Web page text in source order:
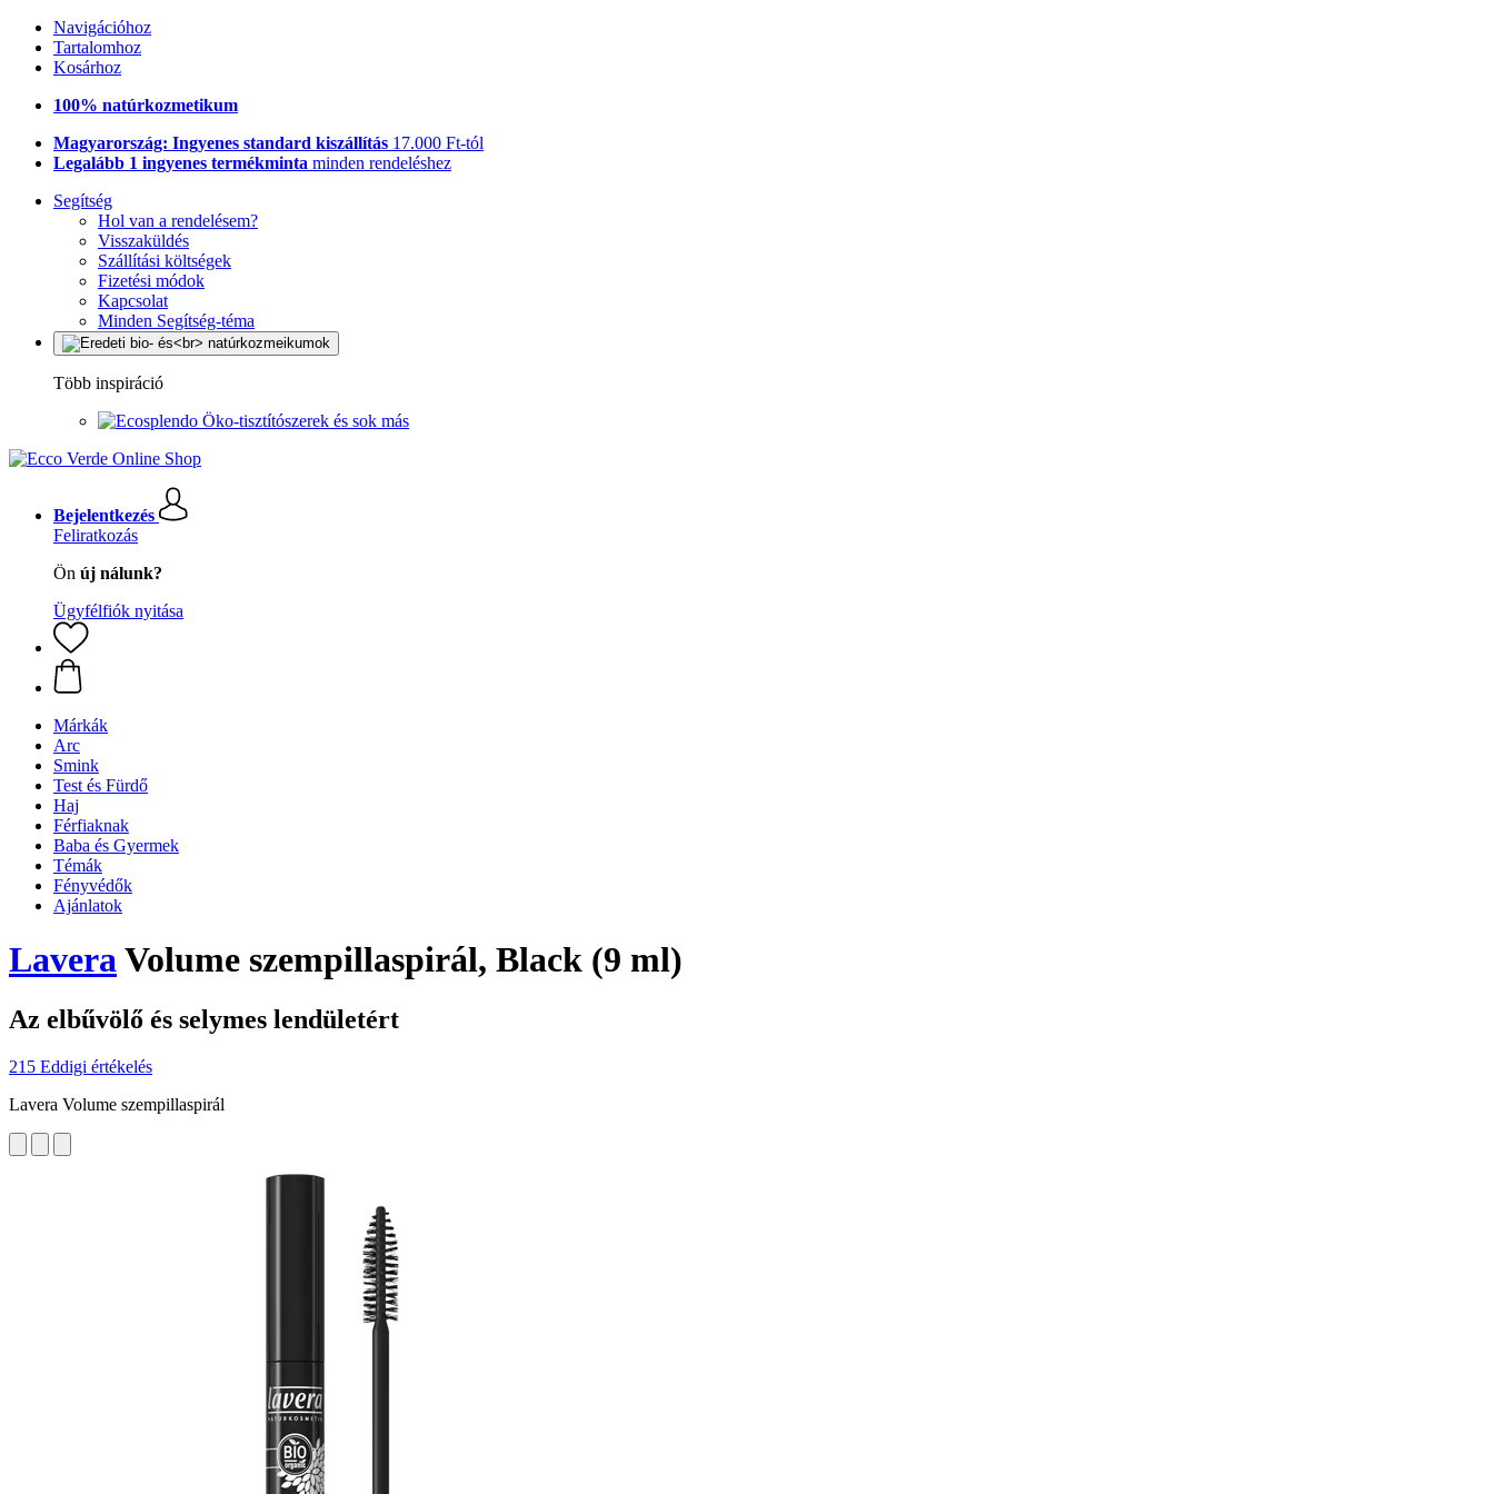
Navigációhoz
Tartalomhoz
Kosárhoz
100% natúrkozmetikum
Magyarország: Ingyenes standard kiszállítás 17.000 Ft-tól
Legalább 1 ingyenes termékminta minden rendeléshez
Segítség
Hol van a rendelésem?
Visszaküldés
Szállítási költségek
Fizetési módok
Kapcsolat
Minden Segítség-téma
Több inspiráció
Öko-tisztítószerek és sok más
Bejelentkezés
Feliratkozás
Ön új nálunk?
Ügyfélfiók nyitása
Márkák
Arc
Smink
Test és Fürdő
Haj
Férfiaknak
Baba és Gyermek
Témák
Fényvédők
Ajánlatok
LaveraVolume szempillaspirál, Black (9 ml)
Az elbűvölő és selymes lendületért
215 Eddigi értékelés
Lavera Volume szempillaspirál